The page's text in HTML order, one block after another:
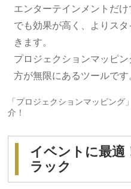
エンターテインメントだ
でも効果が高く、よりス
きます。
プロジェクションマッピ
方が無限にあるツールです
「プロジェクションマッピン
介！
イベントに最適
ラック